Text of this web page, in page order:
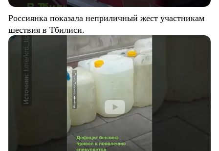
Россиянка показала неприличный жест участникам
шествия в Тбилиси.